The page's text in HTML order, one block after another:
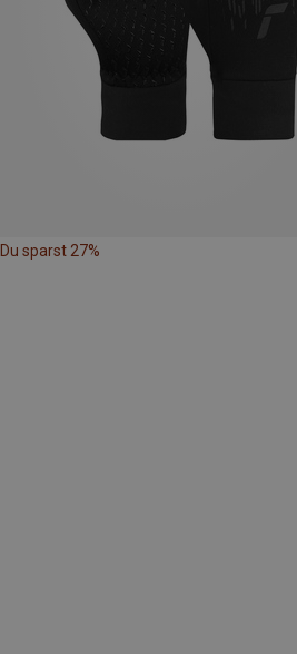
Du sparst 27%